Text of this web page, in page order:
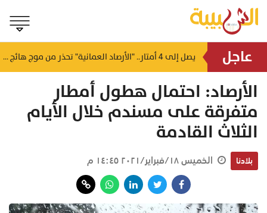
عاجل منذ ساعتين يصل إلى 4 أمتار.. "الأرصاد العمانية" تحذر من موج هائج على سواحل بحر العرب
الأرصاد: احتمال هطول أمطار
متفرقة على مسندم خلال الأيام
الثلاث القادمة
بلادنا الخميس ١٨/فبراير/٢٠٢١ ١٤:٤٥ م